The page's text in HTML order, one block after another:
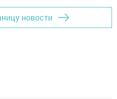
новости